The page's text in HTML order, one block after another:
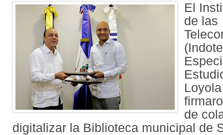
El
de las
de
digitalizar la Biblioteca municipal de